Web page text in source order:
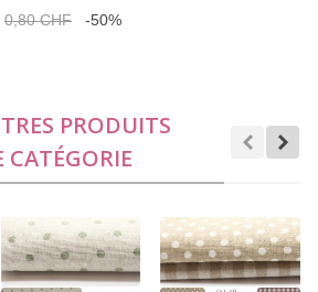
0,80 CHF -50%
PRODUITS